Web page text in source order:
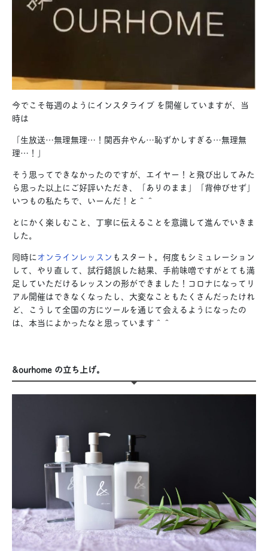
今でこそ毎週のようにインスタライブ を開催していますが、当
時は
「生放送…無理無理…！関西弁やん…恥ずかしすぎる…無理無
理…！」
そう思ってできなかったのですが、エイヤー！と飛び出してみた
ら思った以上にご好評いただき、「ありのまま」「背伸びせず」
いつもの私たちで、いーんだ！と＾＾
とにかく楽しむこと、丁寧に伝えることを意識して進んでいきま
した。
同時にオンラインレッスン もスタート。何度もシミュレーション
して、やり直して、試行錯誤した結果、手前味噌ですがとても満
足していただけるレッスンの形ができました！コロナになってリ
アル開催はできなくなったし、大変なこともたくさんだったけれ
ど、こうして全国の方にツールを通じて会えるようになったの
は、本当によかったなと思っています＾＾
&ourhome の立ち上げ。